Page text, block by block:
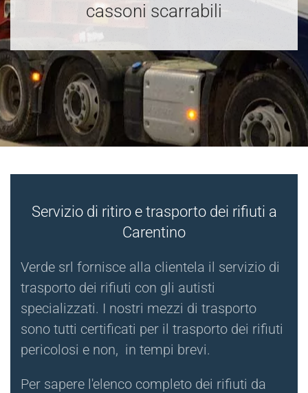
cassoni scarrabili
Servizio di ritiro e trasporto dei rifiuti a
Carentino
Verde srl fornisce alla clientela il servizio di
trasporto dei rifiuti con gli autisti
specializzati. I nostri mezzi di trasporto
sono tutti certificati per il trasporto dei rifiuti
pericolosi e non, in tempi brevi.
Per sapere l'elenco completo dei rifiuti da